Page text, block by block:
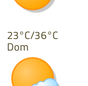
23°C/36°C
Dom